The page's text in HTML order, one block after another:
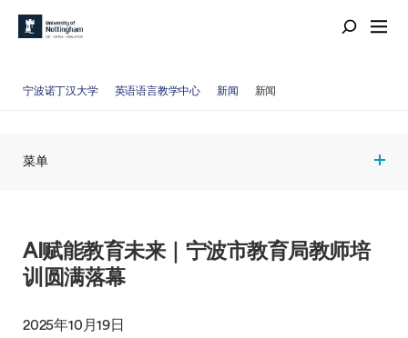
宁波诺丁汉大学 英语语言教学中心 新闻 新闻
菜单
AI赋能教育未来｜宁波市教育局教师培
训圆满落幕
2025年10月19日